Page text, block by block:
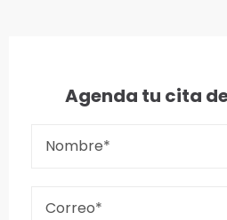
Agenda tu cita